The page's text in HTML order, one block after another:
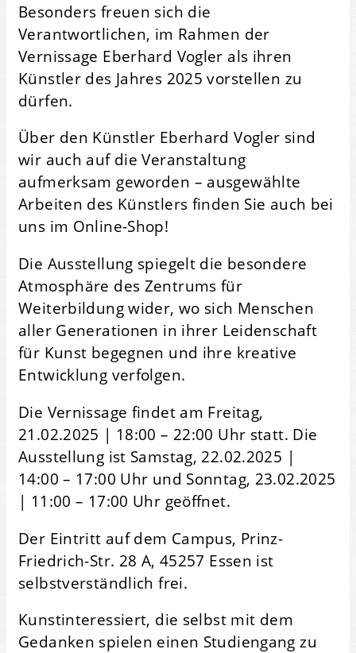
Besonders freuen sich die
Verantwortlichen, im Rahmen der
Vernissage Eberhard Vogler als ihren
Künstler des Jahres 2025 vorstellen zu
dürfen.
Über den Künstler Eberhard Vogler sind
wir auch auf die Veranstaltung
aufmerksam geworden – ausgewählte
Arbeiten des Künstlers finden Sie auch bei
uns im Online-Shop!
Die Ausstellung spiegelt die besondere
Atmosphäre des Zentrums für
Weiterbildung wider, wo sich Menschen
aller Generationen in ihrer Leidenschaft
für Kunst begegnen und ihre kreative
Entwicklung verfolgen.
Die Vernissage findet am Freitag,
21.02.2025 | 18:00 – 22:00 Uhr statt. Die
Ausstellung ist Samstag, 22.02.2025 |
14:00 – 17:00 Uhr und Sonntag, 23.02.2025
| 11:00 – 17:00 Uhr geöffnet.
Der Eintritt auf dem Campus, Prinz-
Friedrich-Str. 28 A, 45257 Essen ist
selbstverständlich frei.
Kunstinteressiert, die selbst mit dem
Gedanken spielen einen Studiengang zu